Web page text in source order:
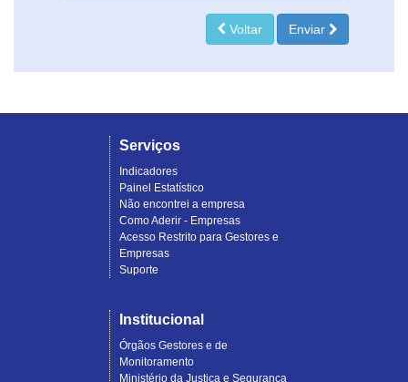
Voltar Enviar
Serviços
Indicadores
Painel Estatístico
Não encontrei a empresa
Como Aderir - Empresas
Acesso Restrito para Gestores e
Empresas
Suporte
Institucional
Órgãos Gestores e de
Monitoramento
Ministério da Justiça e Segurança